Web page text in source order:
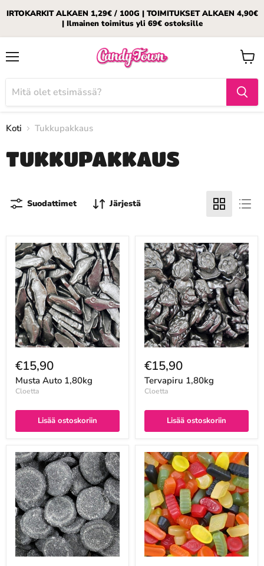
IRTOKARKIT ALKAEN 1,29€ / 100G | TOIMITUKSET ALKAEN 4,90€
| Ilmainen toimitus yli 69€ ostoksille
Katso
Koti Tukkupakkaus
TUKKUPAKKAUS
Suodattimet Järjestä
€15,90
Musta Auto 1,80kg
Cloetta
Lisää ostoskoriin
€15,90
Tervapiru 1,80kg
Cloetta
Lisää ostoskoriin